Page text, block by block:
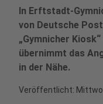
In Erftstadt-
von Deutsche Post
„Gymnicher
übernimmt das
in der Nähe.
Veröffentlicht: